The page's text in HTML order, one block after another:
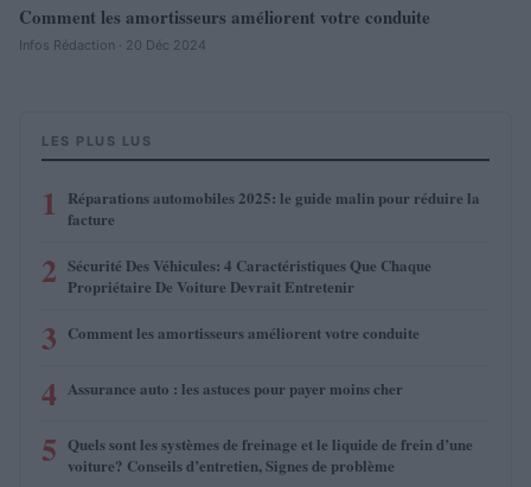
Comment les amortisseurs améliorent votre conduite
Infos Rédaction · 20 Déc 2024
LES PLUS LUS
1
Réparations automobiles 2025: le guide malin pour réduire la
facture
2 Sécurité Des Véhicules: 4 Caractéristiques Que Chaque
Propriétaire De Voiture Devrait Entretenir
3 Comment les amortisseurs améliorent votre conduite
4 Assurance auto : les astuces pour payer moins cher
5 Quels sont les systèmes de freinage et le liquide de frein d’une
voiture? Conseils d’entretien, Signes de problème